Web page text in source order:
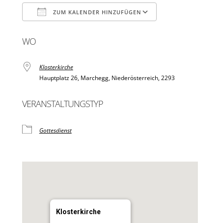
ZUM KALENDER HINZUFÜGEN
WO
Klosterkirche
Hauptplatz 26, Marchegg, Niederösterreich, 2293
VERANSTALTUNGSTYP
Gottesdienst
Klosterkirche